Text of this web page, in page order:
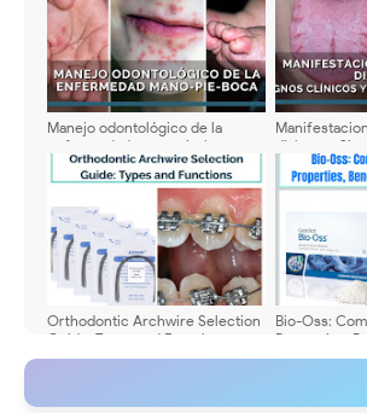
Manejo odontológico de la
enfermedad mano-pie-boca:
Guía clínica actualizada para
odontólogos
diabetes:
manejo
Orthodontic Archwire Selection
Guide: Types and Functions
Bio-Oss:
Properties,
Uses